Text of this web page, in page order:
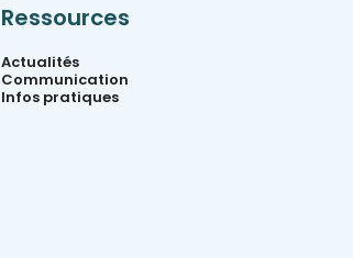
Ressources
Actualités
Communication
Infos pratiques